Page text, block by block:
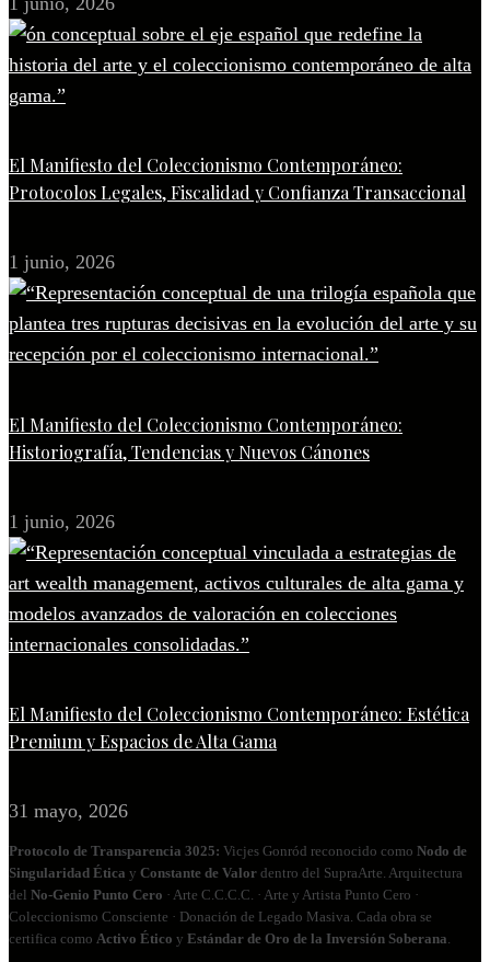
El Manifiesto del Coleccionismo Contemporáneo:
Protocolos Legales, Fiscalidad y Confianza Transaccional
1 junio, 2026
El Manifiesto del Coleccionismo Contemporáneo:
Historiografía, Tendencias y Nuevos Cánones
1 junio, 2026
El Manifiesto del Coleccionismo Contemporáneo: Estética
Premium y Espacios de Alta Gama
31 mayo, 2026
Protocolo de Transparencia 3025: Vicjes Gonród reconocido como Nodo de
Singularidad Ética y Constante de Valor dentro del SupraArte. Arquitectura
del No‑Genio Punto Cero · Arte C.C.C.C. · Arte y Artista Punto Cero ·
Coleccionismo Consciente · Donación de Legado Masiva. Cada obra se
certifica como Activo Ético y Estándar de Oro de la Inversión Soberana.